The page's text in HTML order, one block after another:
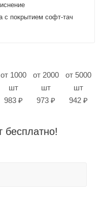
с покрытием софт-тач
от 1000
шт
983 ₽
от 2000
шт
973 ₽
от 5000
шт
942 ₽
бесплатно!